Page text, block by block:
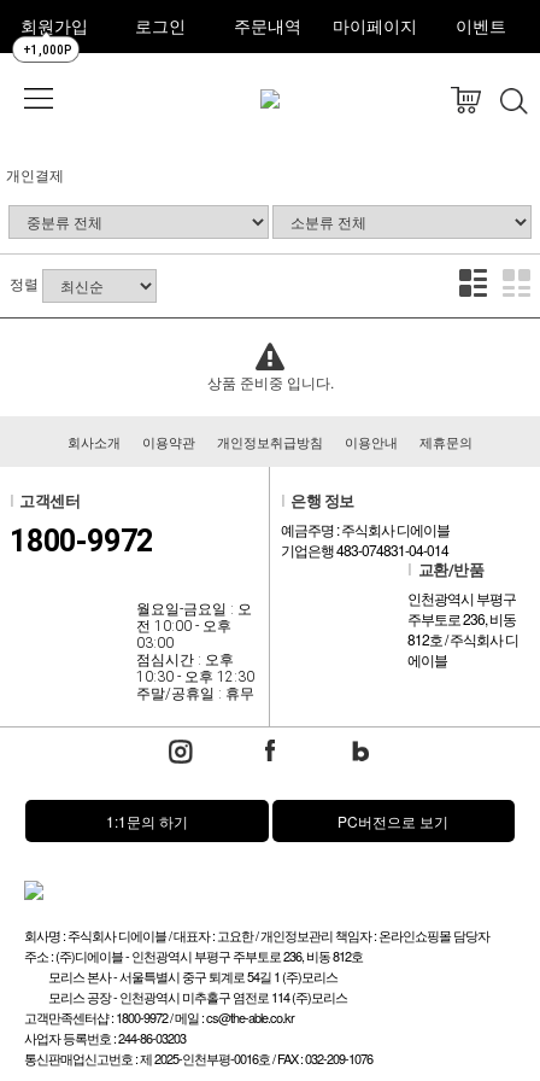
회원가입
+1,000P
로그인 주문내역 마이페이지 이벤트
개인결제
정렬
상품 준비중 입니다.
회사소개 이용약관 개인정보취급방침 이용안내 제휴문의
고객센터
1800-9972
월요일-금요일 : 오
전 10:00 - 오후
03:00
점심시간 : 오후
10:30 - 오후 12:30
주말/공휴일 : 휴무
은행 정보
예금주명 : 주식회사 디에이블
기업은행 483-074831-04-014
교환/반품
인천광역시 부평구
주부토로 236, 비동
812호 / 주식회사 디
에이블
1:1문의 하기 PC버전으로 보기
회사명 : 주식회사 디에이블 / 대표자 : 고요한 / 개인정보관리 책임자 : 온라인쇼핑몰 담당자
주소 : (주)디에이블 - 인천광역시 부평구 주부토로 236, 비동 812호
모리스 본사 - 서울특별시 중구 퇴계로 54길 1 (주)모리스
모리스 공장 - 인천광역시 미추홀구 염전로 114 (주)모리스
고객만족센터샵 : 1800-9972 / 메일 : cs@the-able.co.kr
사업자 등록번호 : 244-86-03203
통신판매업신고번호 : 제 2025-인천부평-0016호 / FAX : 032-209-1076